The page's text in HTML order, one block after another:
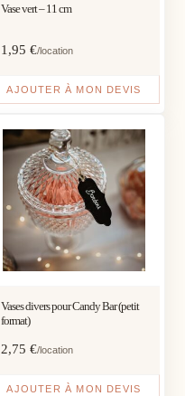
Vase vert – 11 cm
1,95 €/location
AJOUTER À MON DEVIS
Vases divers pour Candy Bar (petit
format)
2,75 €/location
AJOUTER À MON DEVIS